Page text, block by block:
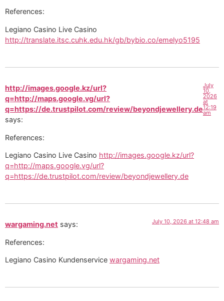
References:
Legiano Casino Live Casino
http://translate.itsc.cuhk.edu.hk/gb/bybio.co/emelyo5195
http://images.google.kz/url?
q=http://maps.google.vg/url?
q=https://de.trustpilot.com/review/beyondjewellery.de
says:
July
10,
2026
at
12:19
am
References:
Legiano Casino Live Casino http://images.google.kz/url?
q=http://maps.google.vg/url?
q=https://de.trustpilot.com/review/beyondjewellery.de
wargaming.net says: July 10, 2026 at 12:48 am
References:
Legiano Casino Kundenservice wargaming.net